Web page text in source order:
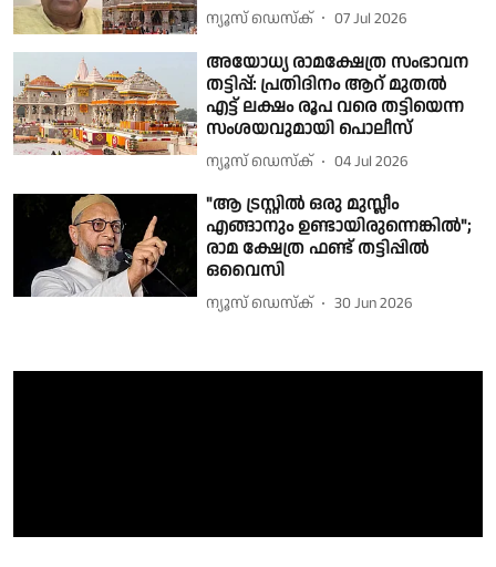
ന്യൂസ് ഡെസ്ക് 07 Jul 2026
അയോധ്യ രാമക്ഷേത്ര സംഭാവന
തട്ടിപ്പ്: പ്രതിദിനം ആറ് മുതൽ
എട്ട് ലക്ഷം രൂപ വരെ തട്ടിയെന്ന
സംശയവുമായി പൊലീസ്
ന്യൂസ് ഡെസ്ക് 04 Jul 2026
"ആ ട്രസ്റ്റിൽ ഒരു മുസ്ലീം
എങ്ങാനും ഉണ്ടായിരുന്നെങ്കിൽ";
രാമ ക്ഷേത്ര ഫണ്ട് തട്ടിപ്പിൽ
ഒവൈസി
ന്യൂസ് ഡെസ്ക് 30 Jun 2026